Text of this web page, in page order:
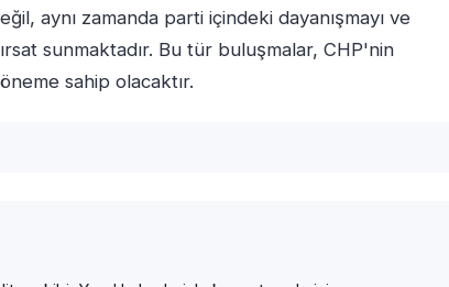
aynı zamanda parti içindeki dayanışmayı ve
sunmaktadır. Bu tür buluşmalar, CHP'nin
sahip olacaktır.